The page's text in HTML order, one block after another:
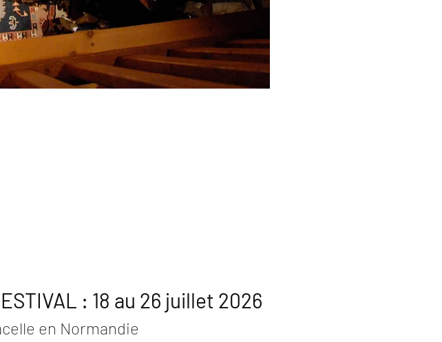
: 18 au 26 juillet 2026
en Normandie